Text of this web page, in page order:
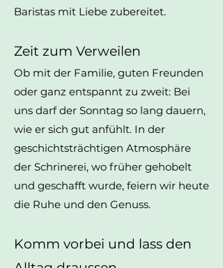
Baristas mit Liebe zubereitet.
Zeit zum Verweilen
Ob mit der Familie, guten Freunden
oder ganz entspannt zu zweit: Bei
uns darf der Sonntag so lang dauern,
wie er sich gut anfühlt. In der
geschichtsträchtigen Atmosphäre
der Schrinerei, wo früher gehobelt
und geschafft wurde, feiern wir heute
die Ruhe und den Genuss.
Komm vorbei und lass den